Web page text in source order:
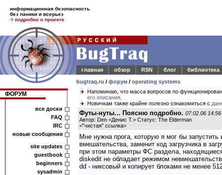
информационная безопасность
без паники и всерьез
подробно о проекте
главная обзор RSN блог
библиотека
bugtraq.ru / форум / operating systems
ФОРУМ
все доски
FAQ
IRC
новые сообщения
site updates
guestbook
beginners
sysadmin
Напоминаю, что масса вопросов по
его описания
Новичкам также крайне полезно ознакомиться с
Футы-нуты... Поясню подробно. 07.02.06 14:56
Автор: Den <Денис Т.> Статус: The Elderman
<"чистая" ссылка>
Мне нужна прога, которую я мог бы запустить
вмешательства, заменит код загрузчика в
при этом параметры ФС раздела,
diskedit не обладает режимом
dd - никсовый и копирует блоками не менее